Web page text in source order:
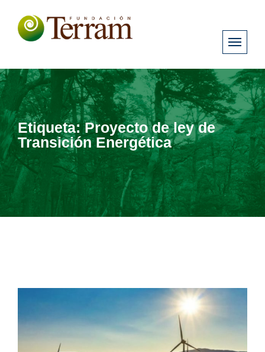
Etiqueta:Proyecto de ley de
Transición Energética